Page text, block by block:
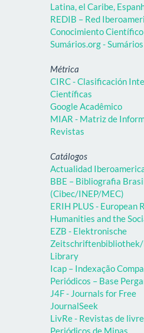
Latina, el Caribe,
REDIB – Red
Conocimiento Científico
Sumários.org -
Métrica
CIRC - Clasificación
Científicas
Google Acadêmico
MIAR - Matriz de
Revistas
Catálogos
Actualidad
BBE – Bibliografia
(Cibec/INEP/MEC)
ERIH PLUS - European
Humanities and the
EZB - Elektronische
Library
Icap – Indexação
Periódicos – Base
J4F - Journals for Free
JournalSeek
LivRe - Revistas de
Periódicos de Minas